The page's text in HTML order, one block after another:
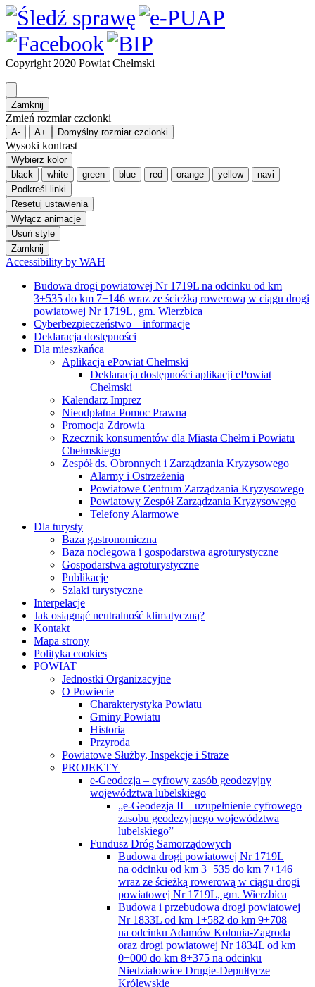
Copyright 2020 Powiat Chełmski
Zamknij
Zmień rozmiar czcionki
A- A+ Domyślny rozmiar czcionki
Wysoki kontrast
Wybierz kolor
black
white green blue red orange yellow
navi
Podkreśl linki
Resetuj ustawienia
Wyłącz animacje
Usuń style
Zamknij
Accessibility by WAH
Budowa drogi powiatowej Nr 1719L na odcinku od km
3+535 do km 7+146 wraz ze ścieżką rowerową w ciągu drogi
powiatowej Nr 1719L, gm. Wierzbica
Cyberbezpieczeństwo – informacje
Deklaracja dostępności
Dla mieszkańca
Aplikacja ePowiat Chełmski
Deklaracja dostępności aplikacji ePowiat
Chełmski
Kalendarz Imprez
Nieodpłatna Pomoc Prawna
Promocja Zdrowia
Rzecznik konsumentów dla Miasta Chełm i Powiatu
Chełmskiego
Zespół ds. Obronnych i Zarządzania Kryzysowego
Alarmy i Ostrzeżenia
Powiatowe Centrum Zarządzania Kryzysowego
Powiatowy Zespół Zarządzania Kryzysowego
Telefony Alarmowe
Dla turysty
Baza gastronomiczna
Baza noclegowa i gospodarstwa agroturystyczne
Gospodarstwa agroturystyczne
Publikacje
Szlaki turystyczne
Interpelacje
Jak osiągnąć neutralność klimatyczną?
Kontakt
Mapa strony
Polityka cookies
POWIAT
Jednostki Organizacyjne
O Powiecie
Charakterystyka Powiatu
Gminy Powiatu
Historia
Przyroda
Powiatowe Służby, Inspekcje i Straże
PROJEKTY
e-Geodezja – cyfrowy zasób geodezyjny
województwa lubelskiego
„e-Geodezja II – uzupełnienie cyfrowego
zasobu geodezyjnego województwa
lubelskiego”
Fundusz Dróg Samorządowych
Budowa drogi powiatowej Nr 1719L
na odcinku od km 3+535 do km 7+146
wraz ze ścieżką rowerową w ciągu drogi
powiatowej Nr 1719L, gm. Wierzbica
Budowa i przebudowa drogi powiatowej
Nr 1833L od km 1+582 do km 9+708
na odcinku Adamów Kolonia-Zagroda
oraz drogi powiatowej Nr 1834L od km
0+000 do km 8+375 na odcinku
Niedziałowice Drugie-Depułtycze
Królewskie